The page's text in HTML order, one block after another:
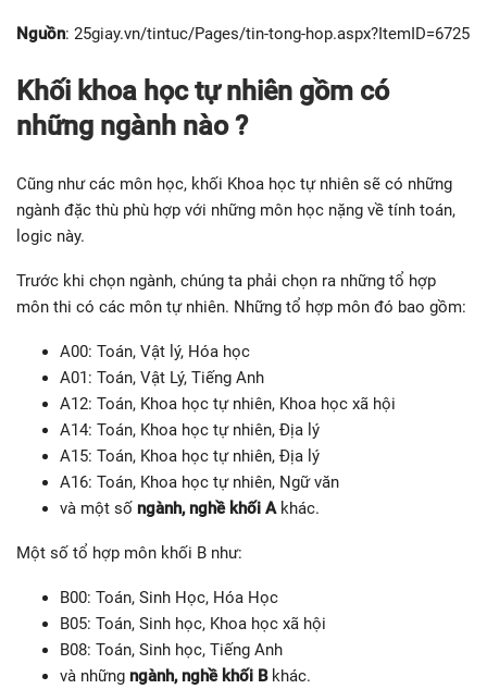
Nguồn: 25giay.vn/tintuc/Pages/tin-tong-hop.aspx?ItemID=6725
Khối khoa học tự nhiên gồm có
những ngành nào ?
Cũng như các môn học, khối Khoa học tự nhiên sẽ có những
ngành đặc thù phù hợp với những môn học nặng về tính toán,
logic này.
Trước khi chọn ngành, chúng ta phải chọn ra những tổ hợp
môn thi có các môn tự nhiên. Những tổ hợp môn đó bao gồm:
A00: Toán, Vật lý, Hóa học
A01: Toán, Vật Lý, Tiếng Anh
A12: Toán, Khoa học tự nhiên, Khoa học xã hội
A14: Toán, Khoa học tự nhiên, Địa lý
A15: Toán, Khoa học tự nhiên, Địa lý
A16: Toán, Khoa học tự nhiên, Ngữ văn
và một số ngành, nghề khối A khác.
Một số tổ hợp môn khối B như:
B00: Toán, Sinh Học, Hóa Học
B05: Toán, Sinh học, Khoa học xã hội
B08: Toán, Sinh học, Tiếng Anh
và những ngành, nghề khối Bkhác.